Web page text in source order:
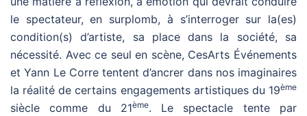
le spectateur, en surplomb, à s’interroger sur la(es)
condition(s) d’artiste, sa place dans la société, sa
nécessité. Avec ce seul en scène, CesArts Événements
et Yann Le Corre tentent d’ancrer dans nos imaginaires
la réalité de certains engagements artistiques du 19ème
siècle comme du 21ème. Le spectacle tente par